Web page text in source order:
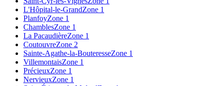
L'Hôpital-le-GrandZone 1
PlanfoyZone 1
ChamblesZone 1
La PacaudièreZone 1
CoutouvreZone 2
Sainte-Agathe-la-BouteresseZone 1
VillemontaisZone 1
PrécieuxZone 1
NervieuxZone 1